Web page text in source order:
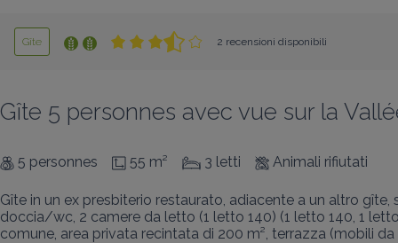
Gîte 2 recensioni disponibili
Gîte 5 personnes avec vue sur la
5 personnes 55 m² 3 letti Animali rifiutati
Gîte in un ex presbiterio restaurato, adiacente a un altro
doccia/wc, 2 camere da letto (1 letto 140) (1 letto 140, 1
comune, area privata recintata di 200 m², terrazza (mobili